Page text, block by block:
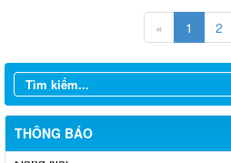
« 1 2
THÔNG BÁO
sách nhà nước đặt hàng thực hiện
Thông báo Kế hoạch mở hồ sơ
cá nhân chủ trì thực hiện nhiệm vụ
hiện năm 2026 (đợt 1) lần 2
Phê duyệt Quy hoạch phân khu tỷ
tập trung Long Thành tại xã An
Đồng Nai